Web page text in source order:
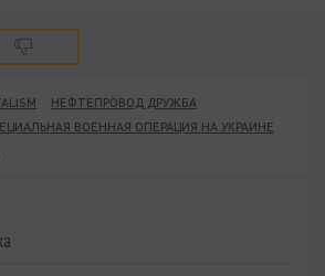
НЕФТЕПРОВОД ДРУЖБА
ВОЕННАЯ ОПЕРАЦИЯ НА УКРАИНЕ